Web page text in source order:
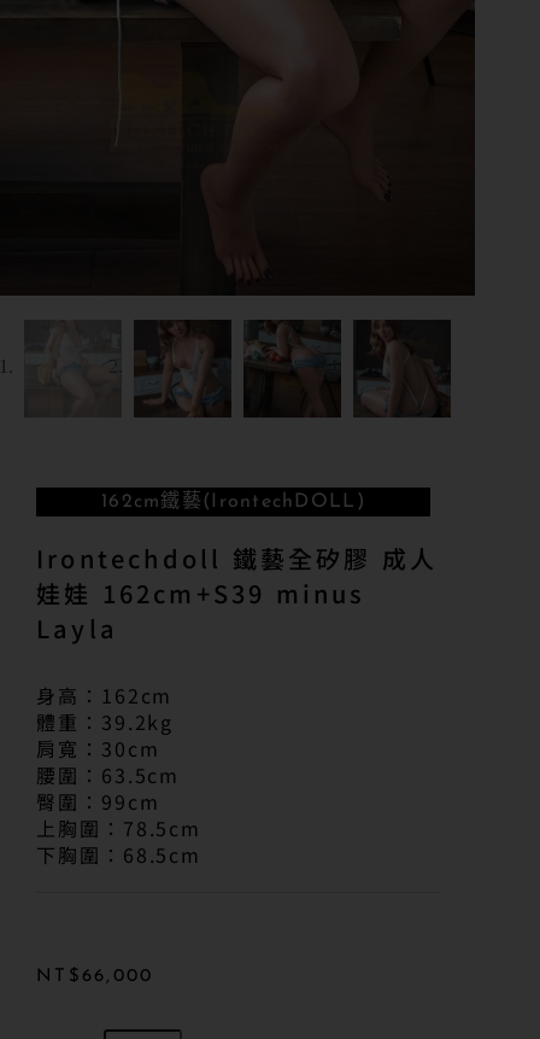
162cm鐵藝(IrontechDOLL)
Irontechdoll 鐵藝全矽膠 成人
娃娃 162cm+S39 minus
Layla
身高：162cm
體重：39.2kg
肩寬：30cm
腰圍：63.5cm
臀圍：99cm
上胸圍：78.5cm
下胸圍：68.5cm
NT$ 66,000